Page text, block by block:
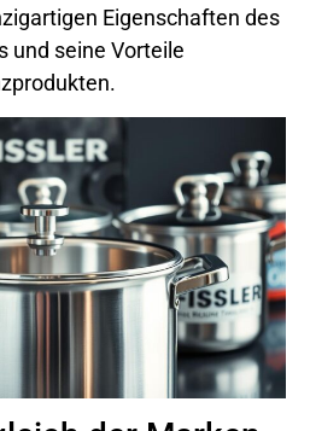
Eigenschaften des
und seine Vorteile